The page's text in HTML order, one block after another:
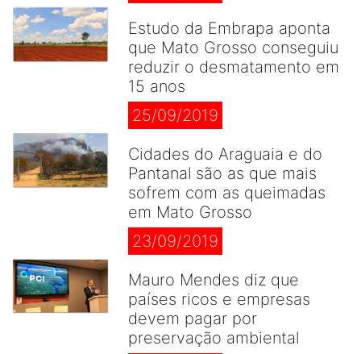
Estudo da Embrapa aponta
que Mato Grosso conseguiu
reduzir o desmatamento em
15 anos
25/09/2019
Cidades do Araguaia e do
Pantanal são as que mais
sofrem com as queimadas
em Mato Grosso
23/09/2019
Mauro Mendes diz que
países ricos e empresas
devem pagar por
preservação ambiental